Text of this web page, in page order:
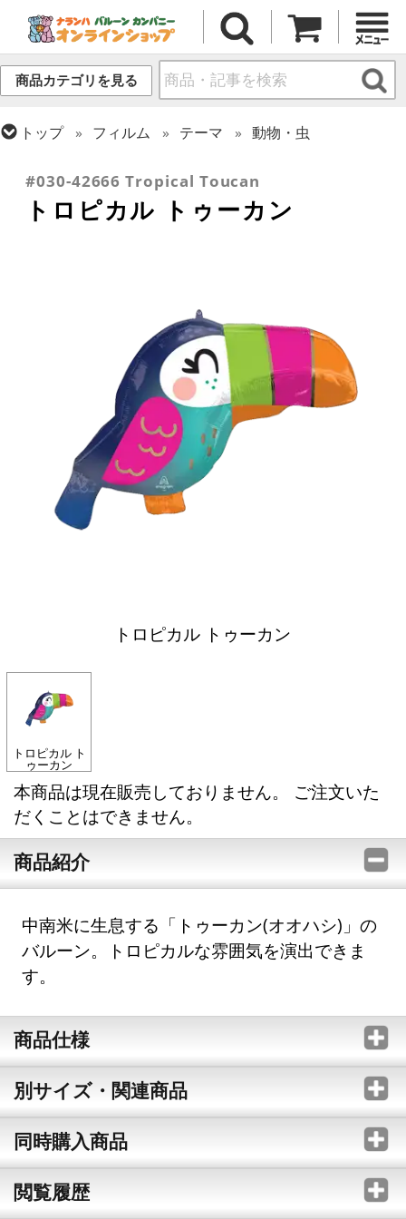
商品カテゴリを見る
トップ フィルム テーマ
動物・虫
#030-42666 Tropical Toucan
トロピカル トゥーカン
トロピカル トゥーカン
トロピカル ト
ゥーカン
本商品は現在販売しておりません。 ご注文いた
だくことはできません。
商品紹介
中南米に生息する「トゥーカン(オオハシ)」の
バルーン。トロピカルな雰囲気を演出できま
す。
商品仕様
別サイズ・関連商品
同時購入商品
閲覧履歴